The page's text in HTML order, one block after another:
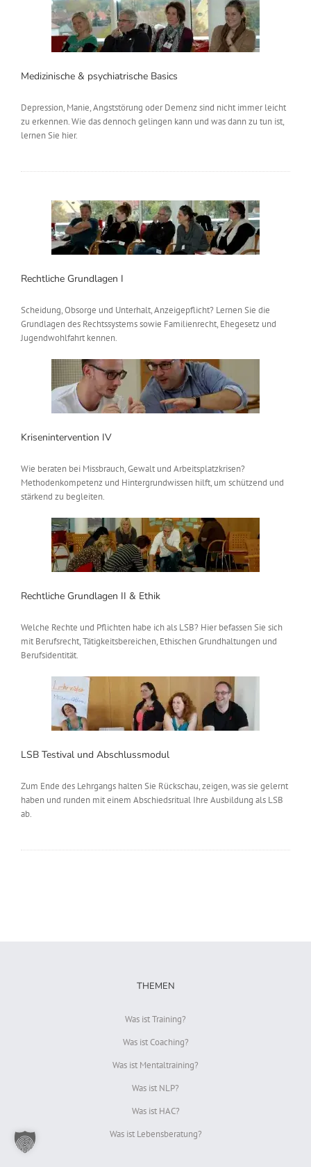
Medizinische & psychiatrische Basics
Depression, Manie, Angststörung oder Demenz sind nicht immer leicht
zu erkennen. Wie das dennoch gelingen kann und was dann zu tun ist,
lernen Sie hier.
Rechtliche Grundlagen I
Scheidung, Obsorge und Unterhalt, Anzeigepflicht? Lernen Sie die
Grundlagen des Rechtssystems sowie Familienrecht, Ehegesetz und
Jugendwohlfahrt kennen.
Krisenintervention IV
Wie beraten bei Missbrauch, Gewalt und Arbeitsplatzkrisen?
Methodenkompetenz und Hintergrundwissen hilft, um schützend und
stärkend zu begleiten.
Rechtliche Grundlagen II & Ethik
Welche Rechte und Pflichten habe ich als LSB? Hier befassen Sie sich
mit Berufsrecht, Tätigkeitsbereichen, Ethischen Grundhaltungen und
Berufsidentität.
LSB Testival und Abschlussmodul
Zum Ende des Lehrgangs halten Sie Rückschau, zeigen, was sie gelernt
haben und runden mit einem Abschiedsritual Ihre Ausbildung als LSB
ab.
THEMEN
Was ist Training?
Was ist Coaching?
Was ist Mentaltraining?
Was ist NLP?
Was ist HAC?
Was ist Lebensberatung?